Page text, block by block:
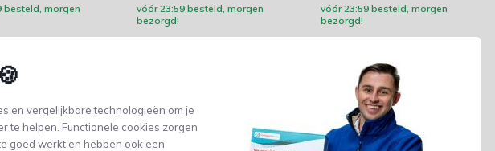
en vergelijkbare technologieën om je
te helpen. Functionele cookies zorgen
goed werkt en hebben ook een
besteld, morgen
vóór 23:59 besteld, morgen
bezorgd!
(48,74 Excl. btw)
vóór 23:59 besteld, morgen
bezorgd!
Vergelijk
59,10
(48,84 Excl. btw)